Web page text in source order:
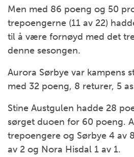
Men med 86 poeng og 50
trepoengerne (11 av 22)
til å være fornøyd med det
denne sesongen.
Aurora Sørbye var kampens
med 32 poeng, 8 returer, 5
Stine Austgulen hadde 28
sørget duoen for 60 poeng.
trepoengere og Sørbye 4 av
av 2 og Nora Hisdal 1 av 1.